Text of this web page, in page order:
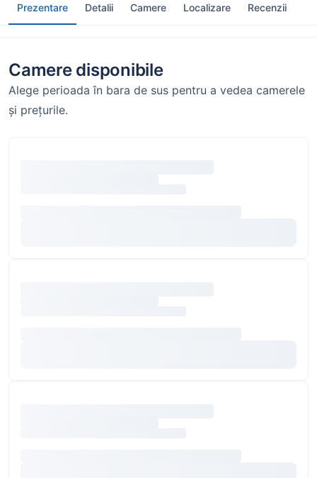
Prezentare Detalii Camere Localizare Recenzii
Camere disponibile
Alege perioada în bara de sus pentru a vedea camerele
și prețurile.